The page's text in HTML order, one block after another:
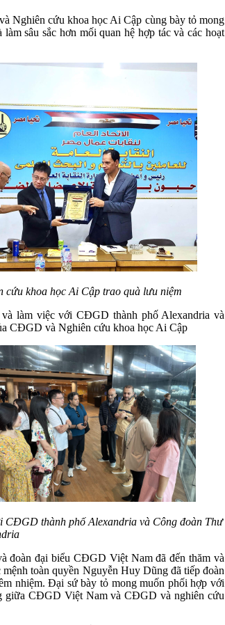
Nghiên cứu khoa học Ai Cập cùng bày tỏ mong
sâu sắc hơn mối quan hệ hợp tác và các hoạt
khoa học Ai Cập trao quà lưu niệm
làm việc với CĐGD thành phố Alexandria và
CĐGD và Nghiên cứu khoa học Ai Cập
thành phố Alexandria và Công đoàn Thư
đoàn đại biểu CĐGD Việt Nam đã đến thăm và
toàn quyền Nguyễn Huy Dũng đã tiếp đoàn
nhiệm. Đại sứ bày tỏ mong muốn phối hợp với
giữa CĐGD Việt Nam và CĐGD và nghiên cứu